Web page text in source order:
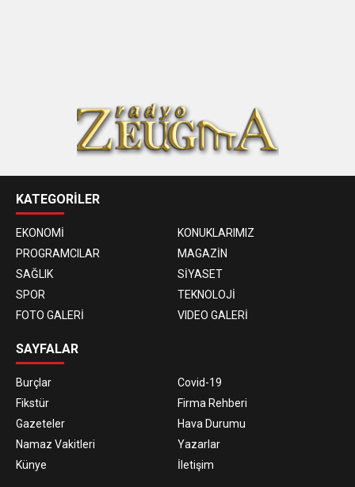
KATEGORİLER
EKONOMİ
KONUKLARIMIZ
PROGRAMCILAR
MAGAZİN
SAĞLIK
SİYASET
SPOR
TEKNOLOJİ
FOTO GALERİ
VIDEO GALERİ
SAYFALAR
Burçlar
Covid-19
Fikstür
Firma Rehberi
Gazeteler
Hava Durumu
Namaz Vakitleri
Yazarlar
Künye
İletişim